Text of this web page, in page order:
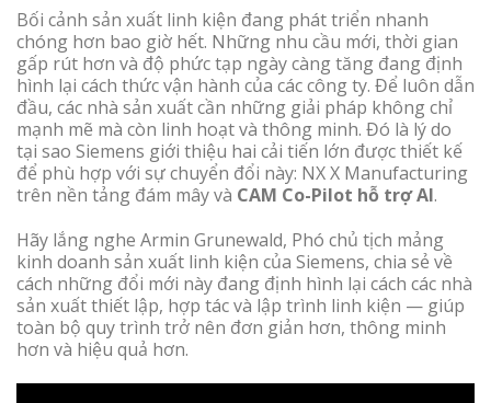
Bối cảnh sản xuất linh kiện đang phát triển nhanh
chóng hơn bao giờ hết. Những nhu cầu mới, thời gian
gấp rút hơn và độ phức tạp ngày càng tăng đang định
hình lại cách thức vận hành của các công ty. Để luôn dẫn
đầu, các nhà sản xuất cần những giải pháp không chỉ
mạnh mẽ mà còn linh hoạt và thông minh. Đó là lý do
tại sao Siemens giới thiệu hai cải tiến lớn được thiết kế
để phù hợp với sự chuyển đổi này: NX X Manufacturing
trên nền tảng đám mây và CAM Co-Pilot hỗ trợ AI.
Hãy lắng nghe Armin Grunewald, Phó chủ tịch mảng
kinh doanh sản xuất linh kiện của Siemens, chia sẻ về
cách những đổi mới này đang định hình lại cách các nhà
sản xuất thiết lập, hợp tác và lập trình linh kiện — giúp
toàn bộ quy trình trở nên đơn giản hơn, thông minh
hơn và hiệu quả hơn.